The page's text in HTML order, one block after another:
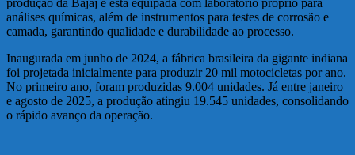
análises químicas, além de instrumentos para testes de corrosão e
camada, garantindo qualidade e durabilidade ao processo.
Inaugurada em junho de 2024, a fábrica brasileira da gigante indiana
foi projetada inicialmente para produzir 20 mil motocicletas por ano.
No primeiro ano, foram produzidas 9.004 unidades. Já entre janeiro
e agosto de 2025, a produção atingiu 19.545 unidades, consolidando
o rápido avanço da operação.